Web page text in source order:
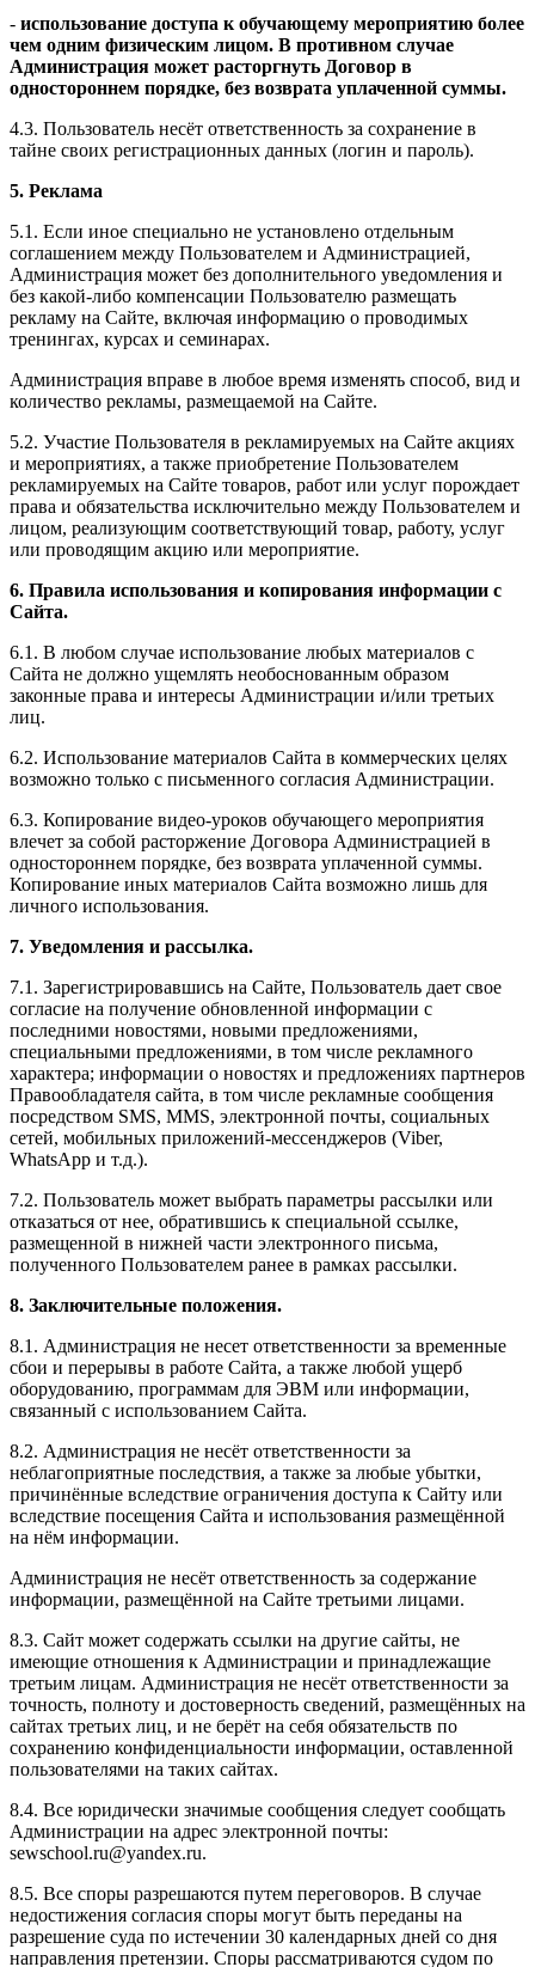
- использование доступа к обучающему мероприятию более
чем одним физическим лицом. В противном случае
Администрация может расторгнуть Договор в
одностороннем порядке, без возврата уплаченной суммы.
4.3. Пользователь несёт ответственность за сохранение в
тайне своих регистрационных данных (логин и пароль).
5. Реклама
5.1. Если иное специально не установлено отдельным
соглашением между Пользователем и Администрацией,
Администрация может без дополнительного уведомления и
без какой-либо компенсации Пользователю размещать
рекламу на Сайте, включая информацию о проводимых
тренингах, курсах и семинарах.
Администрация вправе в любое время изменять способ, вид и
количество рекламы, размещаемой на Сайте.
5.2. Участие Пользователя в рекламируемых на Сайте акциях
и мероприятиях, а также приобретение Пользователем
рекламируемых на Сайте товаров, работ или услуг порождает
права и обязательства исключительно между Пользователем и
лицом, реализующим соответствующий товар, работу, услуг
или проводящим акцию или мероприятие.
6. Правила использования и копирования информации с
Сайта.
6.1. В любом случае использование любых материалов с
Сайта не должно ущемлять необоснованным образом
законные права и интересы Администрации и/или третьих
лиц.
6.2. Использование материалов Сайта в коммерческих целях
возможно только с письменного согласия Администрации.
6.3. Копирование видео-уроков обучающего мероприятия
влечет за собой расторжение Договора Администрацией в
одностороннем порядке, без возврата уплаченной суммы.
Копирование иных материалов Сайта возможно лишь для
личного использования.
7. Уведомления и рассылка.
7.1. Зарегистрировавшись на Сайте, Пользователь дает свое
согласие на получение обновленной информации с
последними новостями, новыми предложениями,
специальными предложениями, в том числе рекламного
характера; информации о новостях и предложениях партнеров
Правообладателя сайта, в том числе рекламные сообщения
посредством SMS, MMS, электронной почты, социальных
сетей, мобильных приложений-мессенджеров (Viber,
WhatsApp и т.д.).
7.2. Пользователь может выбрать параметры рассылки или
отказаться от нее, обратившись к специальной ссылке,
размещенной в нижней части электронного письма,
полученного Пользователем ранее в рамках рассылки.
8. Заключительные положения.
8.1. Администрация не несет ответственности за временные
сбои и перерывы в работе Сайта, а также любой ущерб
оборудованию, программам для ЭВМ или информации,
связанный с использованием Сайта.
8.2. Администрация не несёт ответственности за
неблагоприятные последствия, а также за любые убытки,
причинённые вследствие ограничения доступа к Сайту или
вследствие посещения Сайта и использования размещённой
на нём информации.
Администрация не несёт ответственность за содержание
информации, размещённой на Сайте третьими лицами.
8.3. Сайт может содержать ссылки на другие сайты, не
имеющие отношения к Администрации и принадлежащие
третьим лицам. Администрация не несёт ответственности за
точность, полноту и достоверность сведений, размещённых на
сайтах третьих лиц, и не берёт на себя обязательств по
сохранению конфиденциальности информации, оставленной
пользователями на таких сайтах.
8.4. Все юридически значимые сообщения следует сообщать
Администрации на адрес электронной почты:
sewschool.ru@yandex.ru.
8.5. Все споры разрешаются путем переговоров. В случае
недостижения согласия споры могут быть переданы на
разрешение суда по истечении 30 календарных дней со дня
направления претензии. Споры рассматриваются судом по